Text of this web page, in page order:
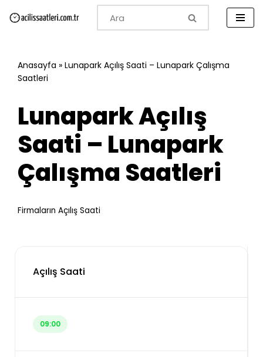
Anasayfa » Lunapark Açılış Saati – Lunapark Çalışma
Saatleri
Lunapark Açılış
Saati – Lunapark
Çalışma Saatleri
Firmaların Açılış Saati
Açılış Saati
09:00